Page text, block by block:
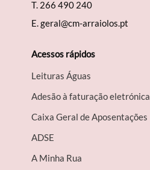
T. 266 490 240
E.geral@cm-arraiolos.pt
Acessos rápidos
Leituras Águas
Adesão à faturação eletrónica
Caixa Geral de Aposentações
A​DSE
A Minha Rua